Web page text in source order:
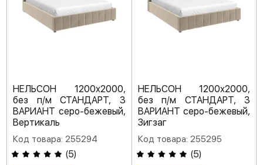
НЕЛЬСОН 1200х2000,
без п/м СТАНДАРТ, 3
ВАРИАНТ серо-бежевый,
Вертикаль
Код товара: 255294
(5)
НЕЛЬСОН 1200х2000,
без п/м СТАНДАРТ, 3
ВАРИАНТ серо-бежевый,
Зигзаг
Код товара: 255295
(5)